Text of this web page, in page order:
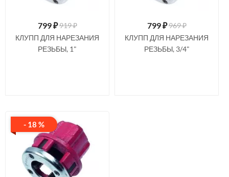
799₽919 ₽
КЛУПП ДЛЯ НАРЕЗАНИЯ
РЕЗЬБЫ, 1"
799₽969 ₽
КЛУПП ДЛЯ НАРЕЗАНИЯ
РЕЗЬБЫ, 3/4"
- 18 %